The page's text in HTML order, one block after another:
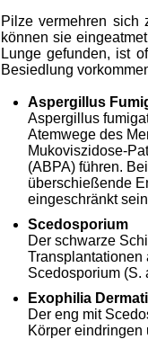
Pilze vermehren
können sie
Lunge gefunden, ist
Besiedlung
Aspergillus
Aspergillus
Atemwege des
Mukoviszidose-
(ABPA) führen.
überschießende
eingeschränkt
Scedosporium
Der schwarze
Transplantationen
Scedosporium (S.
Exophilia
Der eng mit
Körper